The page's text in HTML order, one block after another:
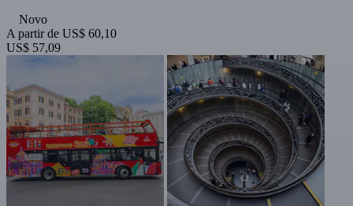
Novo
A partir de US$ 60,10
US$ 57,09